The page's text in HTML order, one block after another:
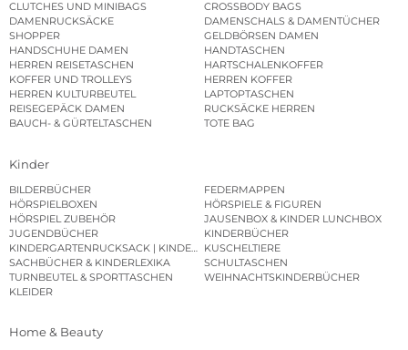
CLUTCHES UND MINIBAGS
CROSSBODY BAGS
DAMENRUCKSÄCKE
DAMENSCHALS & DAMENTÜCHER
SHOPPER
GELDBÖRSEN DAMEN
HANDSCHUHE DAMEN
HANDTASCHEN
HERREN REISETASCHEN
HARTSCHALENKOFFER
KOFFER UND TROLLEYS
HERREN KOFFER
HERREN KULTURBEUTEL
LAPTOPTASCHEN
REISEGEPÄCK DAMEN
RUCKSÄCKE HERREN
BAUCH- & GÜRTELTASCHEN
TOTE BAG
Kinder
BILDERBÜCHER
FEDERMAPPEN
HÖRSPIELBOXEN
HÖRSPIELE & FIGUREN
HÖRSPIEL ZUBEHÖR
JAUSENBOX & KINDER LUNCHBOX
JUGENDBÜCHER
KINDERBÜCHER
KINDERGARTENRUCKSACK | KINDERGARTENBEUTEL
KUSCHELTIERE
SACHBÜCHER & KINDERLEXIKA
SCHULTASCHEN
TURNBEUTEL & SPORTTASCHEN
WEIHNACHTSKINDERBÜCHER
KLEIDER
Home & Beauty